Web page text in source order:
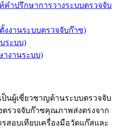
ห้คำปรึกษาการวางระบบตรวจจับ
ตั้งงานระบบตรวจจับก๊าซ)
บระบบ)
างานระบบ)
ป็นผู้เชี่ยวชาญด้านระบบตรวจจับ
ตรวจจับก๊าซคุณภาพส่งตรงจาก
สอบเทียบเครื่องมือวัดแก๊สและ